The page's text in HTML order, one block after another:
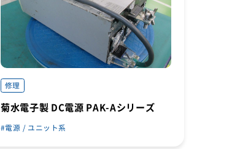
修理
菊水電子製 DC電源 PAK-Aシリーズ
電源 / ユニット系